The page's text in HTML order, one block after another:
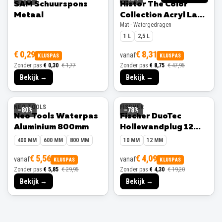
SAM Schuurspons
Metaal
€ 0,29 KLUSPAS
Zonder pas € 0,30 € 1,77
Bekijk →
Histor The Color
Collection Acryl Lak
Mat
Mat · Watergedragen
1 L
2,5 L
vanaf€ 8,31 KLUSPAS
Zonder pas € 8,75 € 47,95
Bekijk →
−80%
NEO TOOLS
Neo Tools Waterpas
Aluminium 800mm
400 MM 600 MM 800 MM
vanaf€ 5,56 KLUSPAS
Zonder pas € 5,85 € 29,95
Bekijk →
−78%
FISCHER
Fischer DuoTec
Hollewandplug 12
mm 10 stuks
10 MM 12 MM
vanaf€ 4,09 KLUSPAS
Zonder pas € 4,30 € 19,20
Bekijk →